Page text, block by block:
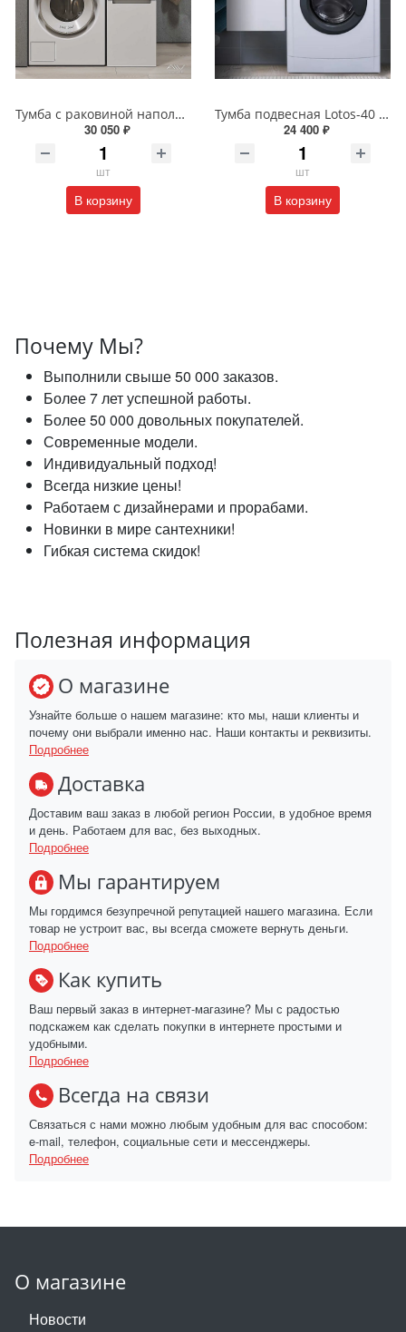
Тумба с раковиной напольная Alavann Cosmetic ALV1040000 100 см белая
30 050 ₽
шт
В корзину
Тумба подвесная Lotos-40 с раковиной Алисия-100 белая 4-100
24 400 ₽
шт
В корзину
Почему Мы?
Выполнили свыше 50 000 заказов.
Более 7 лет успешной работы.
Более 50 000 довольных покупателей.
Современные модели.
Индивидуальный подход!
Всегда низкие цены!
Работаем с дизайнерами и прорабами.
Новинки в мире сантехники!
Гибкая система скидок!
Полезная информация
О магазине
Узнайте больше о нашем магазине: кто мы, наши клиенты и
почему они выбрали именно нас. Наши контакты и реквизиты.
Подробнее
Доставка
Доставим ваш заказ в любой регион России, в удобное время
и день. Работаем для вас, без выходных.
Подробнее
Мы гарантируем
Мы гордимся безупречной репутацией нашего магазина. Если
товар не устроит вас, вы всегда сможете вернуть деньги.
Подробнее
Как купить
Ваш первый заказ в интернет-магазине? Мы с радостью
подскажем как сделать покупки в интернете простыми и
удобными.
Подробнее
Всегда на связи
Связаться с нами можно любым удобным для вас способом:
e-mail, телефон, социальные сети и мессенджеры.
Подробнее
О магазине
Новости